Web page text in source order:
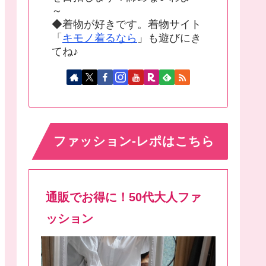
～
◆着物が好きです。着物サイト
「 キモノ着るなら 」も遊びにき
てね♪
ファッション-レポはこちら
通販でお得に！50代大人ファ
ッション